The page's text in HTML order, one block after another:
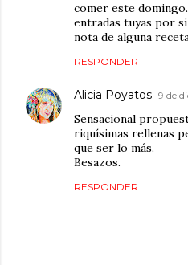
comer este
entradas tuyas por
nota de alguna
RESPONDER
Alicia Poyatos 9 de
Sensacional
riquísimas rellenas
que ser lo más.
Besazos.
RESPONDER